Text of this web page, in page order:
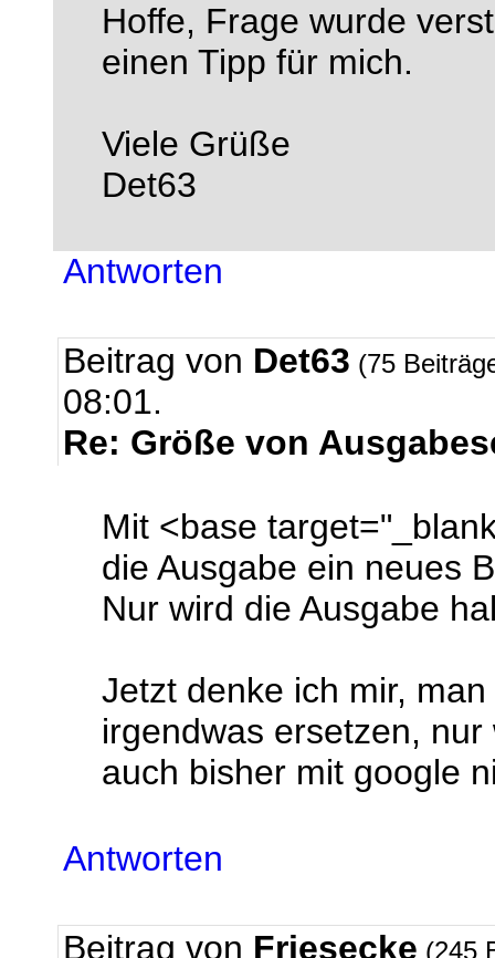
Hoffe, Frage wurde
einen Tipp für mich.
Viele Grüße
Det63
Antworten
Beitrag von Det63 (75
08:01.
Re: Größe von
Mit <base
die Ausgabe ein neues
Nur wird die Ausgabe
Jetzt denke ich mir,
irgendwas ersetzen,
auch bisher mit google
Antworten
Beitrag von Friesecke (245